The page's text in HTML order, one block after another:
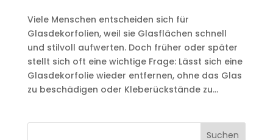
Viele Menschen entscheiden sich für
Glasdekorfolien, weil sie Glasflächen schnell
und stilvoll aufwerten. Doch früher oder später
stellt sich oft eine wichtige Frage: Lässt sich eine
Glasdekorfolie wieder entfernen, ohne das Glas
zu beschädigen oder Kleberückstände zu...
Suchen